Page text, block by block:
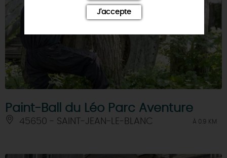
Paint-Ball du Léo Parc Aventure
45650 - SAINT-JEAN-LE-BLANC À 0.9 KM
J'accepte